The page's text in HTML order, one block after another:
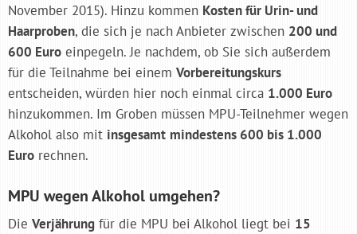
November 2015). Hinzu kommen Kosten für Urin- und
Haarproben, die sich je nach Anbieter zwischen 200 und
600 Euro einpegeln. Je nachdem, ob Sie sich außerdem
für die Teilnahme bei einem Vorbereitungskurs
entscheiden, würden hier noch einmal circa 1.000 Euro
hinzukommen. Im Groben müssen MPU-Teilnehmer wegen
Alkohol also mit insgesamt mindestens 600 bis 1.000
Euro rechnen.
MPU wegen Alkohol umgehen?
Die Verjährung für die MPU bei Alkohol liegt bei 15